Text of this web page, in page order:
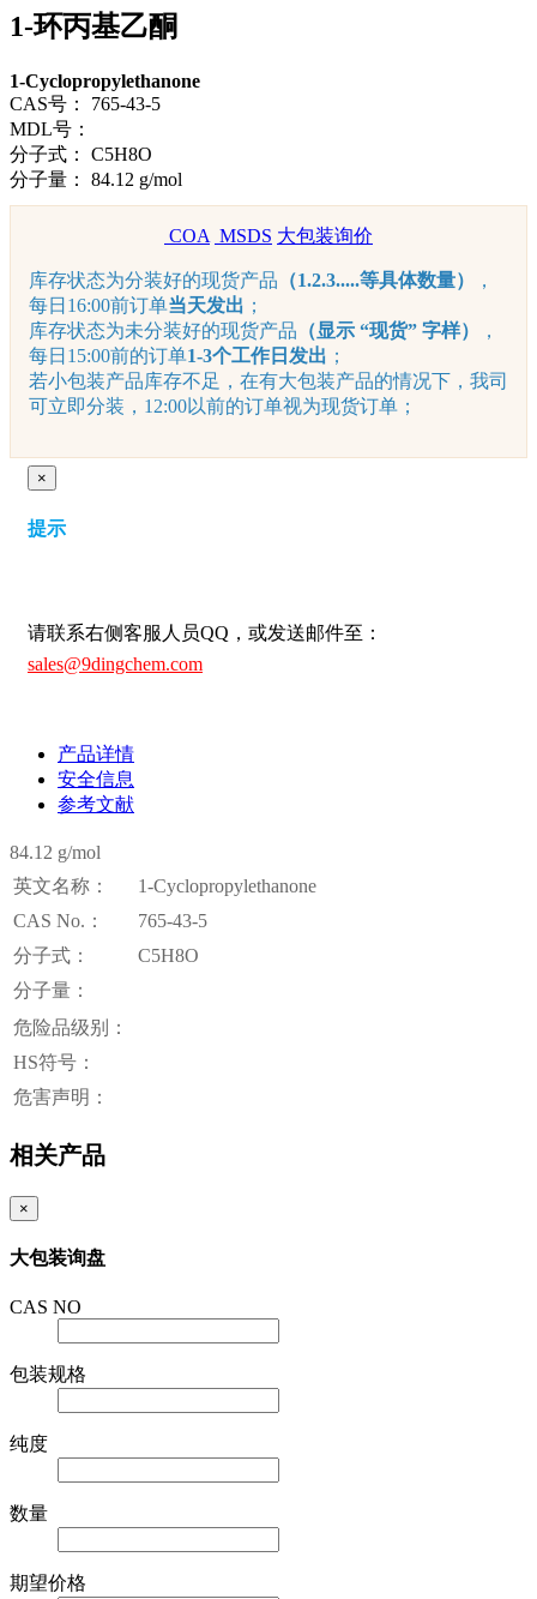
1-环丙基乙酮
1-Cyclopropylethanone
CAS号：
765-43-5
MDL号：
分子式：
C5H8O
分子量：
84.12 g/mol
COA MSDS 大包装询价
库存状态为分装好的现货产品 （1.2.3.....等具体数量）
，
每日16:00前订单当天发出 ；
库存状态为未分装好的现货产品 （显示 “现货” 字样）
，
每日15:00前的订单1-3个工作日发出 ；
若小包装产品库存不足，在有大包装产品的情况下，我司
可立即分装，12:00以前的订单视为现货订单；
×
提示
请联系右侧客服人员QQ，或发送邮件至：
sales@9dingchem.com
产品详情
安全信息
参考文献
84.12 g/mol
英文名称：
1-Cyclopropylethanone
CAS No.：
765-43-5
分子式：
C5H8O
分子量：
危险品级别：
HS符号：
危害声明：
相关产品
×
大包装询盘
CAS NO
包装规格
纯度
数量
期望价格